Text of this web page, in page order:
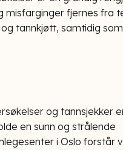
misfarginger fjernes fra
tannkjøtt, samtidig
og tannsjekker
en sunn og strålende
i Oslo forstår